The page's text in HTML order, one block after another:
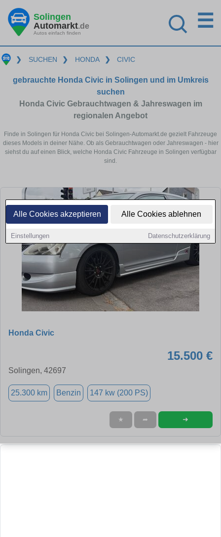
Alle Cookies akzeptieren Alle Cookies ablehnen
Einstellungen Datenschutzerklärung
Solingen
Automarkt.de
Autos einfach finden
☰
❯ SUCHEN ❯ HONDA ❯ CIVIC
gebrauchte Honda Civic in Solingen und im Umkreis
suchen
Honda Civic Gebrauchtwagen & Jahreswagen im
regionalen Angebot
Finde in Solingen für Honda Civic bei Solingen-Automarkt.de gezielt Fahrzeuge
dieses Models in deiner Nähe. Ob als Gebrauchtwagen oder Jahreswagen - hier
siehst du auf einen Blick, welche Honda Civic Fahrzeuge in Solingen verfügbar
sind.
Honda Civic
15.500 €
Solingen, 42697
25.300 km Benzin 147 kw (200 PS)
★ ➦ ➜